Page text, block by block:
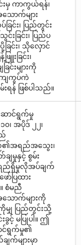
းမှ ကာကွယ်ရန်၊
ောက်များ
င်း၊ ပြည်တွင်း
းခြင်း၊ ပြည်ပ
ြင်း၊ သိုလှောင်
န့်ဖြူးခြင်း၊
ခြင်းများကို
ျကွပ်ကဲ
ရန် ဖြစ်ပါသည်။
ာင်ရွက်မှု
၀၊ အပိုဒ် ၂၂၊
အရည်အသွေး၊
ျမှုနှင့် စွမ်း
ည်ရှိမှုလိုအပ်ချက်
ော်ပြထား
စံမညီ
သောက်များကို
ျှ ပြည်တွင်းသို့
င့် မပြုပါ။ ဤ
င်ရွက်မှု၏
က်များမှာ